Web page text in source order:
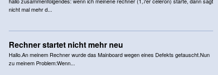
nicht mal mehr d...
Rechner startet nicht mehr neu
Hallo.An meinem Rechner wurde das Mainboard wegen eines Defekts getauscht.Nun
zu meinem Problem:Wenn...